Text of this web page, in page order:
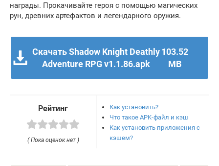
награды. Прокачивайте героя с помощью магических
рун, древних артефактов и легендарного оружия.
Скачать Shadow Knight Deathly
Adventure RPG v1.1.86.apk
103.52
MB
Рейтинг
( Пока оценок нет )
Как установить?
Что такое APK-файл и кэш
Как установить приложения с
кэшем?